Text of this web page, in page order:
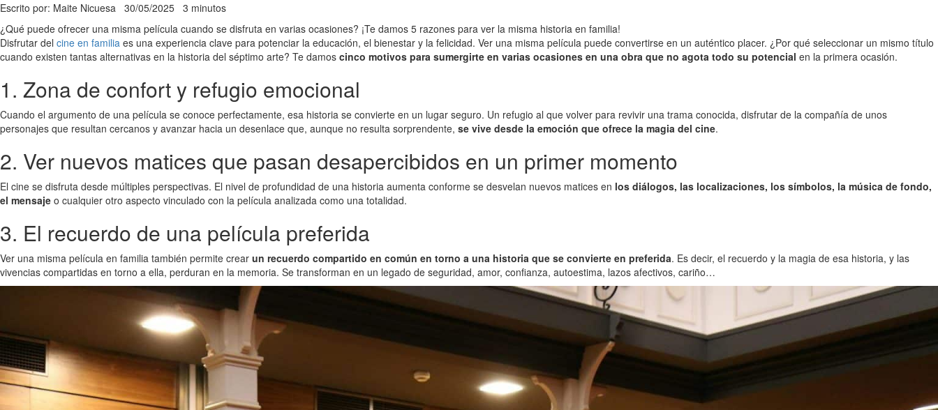
Escrito por: Maite Nicuesa 30/05/2025 3 minutos
¿Qué puede ofrecer una misma película cuando se disfruta en varias ocasiones? ¡Te damos 5 razones para ver la misma historia en familia!
Disfrutar del cine en familia es una experiencia clave para potenciar la educación, el bienestar y la felicidad. Ver una misma película puede convertirse en un auténtico placer. ¿Por qué seleccionar un mismo título
cuando existen tantas alternativas en la historia del séptimo arte? Te damos cinco motivos para sumergirte en varias ocasiones en una obra que no agota todo su potencial en la primera ocasión.
1. Zona de confort y refugio emocional
Cuando el argumento de una película se conoce perfectamente, esa historia se convierte en un lugar seguro. Un refugio al que volver para revivir una trama conocida, disfrutar de la compañía de unos
personajes que resultan cercanos y avanzar hacia un desenlace que, aunque no resulta sorprendente, se vive desde la emoción que ofrece la magia del cine.
2. Ver nuevos matices que pasan desapercibidos en un primer momento
El cine se disfruta desde múltiples perspectivas. El nivel de profundidad de una historia aumenta conforme se desvelan nuevos matices en los diálogos, las localizaciones, los símbolos, la música de fondo,
el mensaje o cualquier otro aspecto vinculado con la película analizada como una totalidad.
3. El recuerdo de una película preferida
Ver una misma película en familia también permite crear un recuerdo compartido en común en torno a una historia que se convierte en preferida. Es decir, el recuerdo y la magia de esa historia, y las
vivencias compartidas en torno a ella, perduran en la memoria. Se transforman en un legado de seguridad, amor, confianza, autoestima, lazos afectivos, cariño…